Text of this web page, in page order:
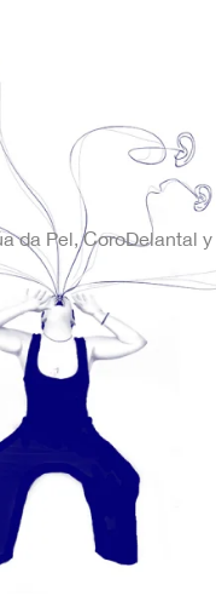
da Pel, CoroDelantal y